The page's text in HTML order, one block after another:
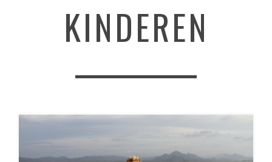
KINDEREN